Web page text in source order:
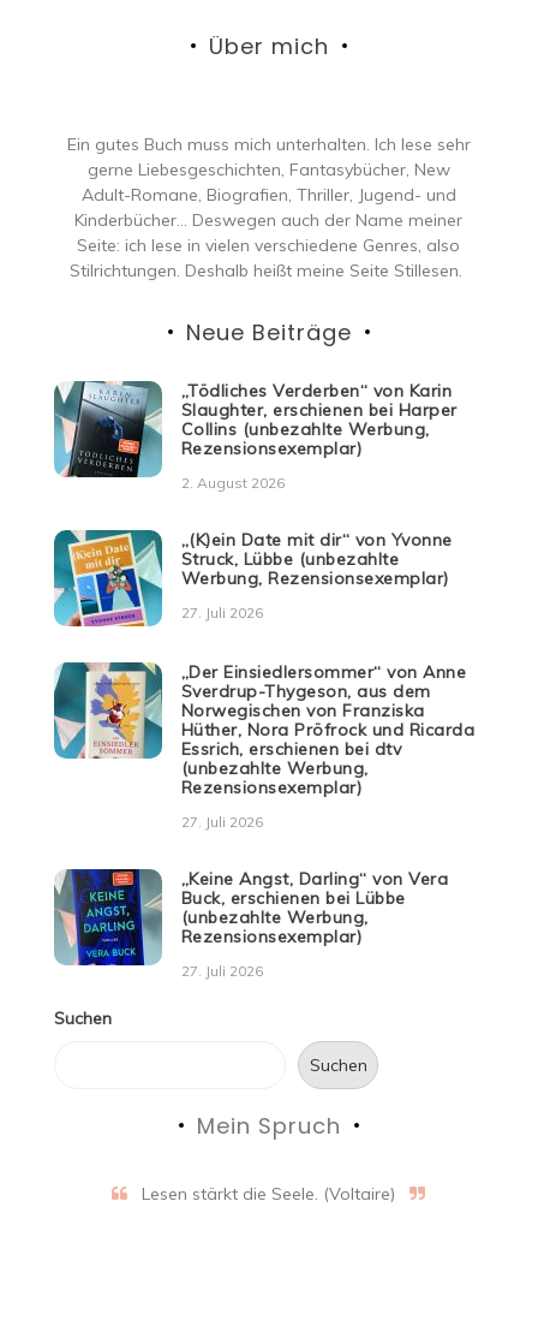
Über mich
Ein gutes Buch muss mich unterhalten. Ich lese sehr
gerne Liebesgeschichten, Fantasybücher, New
Adult-Romane, Biografien, Thriller, Jugend- und
Kinderbücher… Deswegen auch der Name meiner
Seite: ich lese in vielen verschiedene Genres, also
Stilrichtungen. Deshalb heißt meine Seite Stillesen.
Neue Beiträge
„Tödliches Verderben“ von Karin
Slaughter, erschienen bei Harper
Collins (unbezahlte Werbung,
Rezensionsexemplar)
2. August 2026
„(K)ein Date mit dir“ von Yvonne
Struck, Lübbe (unbezahlte
Werbung, Rezensionsexemplar)
27. Juli 2026
„Der Einsiedlersommer“ von Anne
Sverdrup-Thygeson, aus dem
Norwegischen von Franziska
Hüther, Nora Pröfrock und Ricarda
Essrich, erschienen bei dtv
(unbezahlte Werbung,
Rezensionsexemplar)
27. Juli 2026
„Keine Angst, Darling“ von Vera
Buck, erschienen bei Lübbe
(unbezahlte Werbung,
Rezensionsexemplar)
27. Juli 2026
Suchen
Suchen
Mein Spruch
Lesen stärkt die Seele. (Voltaire)